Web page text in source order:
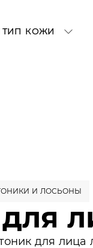
КОЖИ
И ЛОСЬОНЫ
для лица